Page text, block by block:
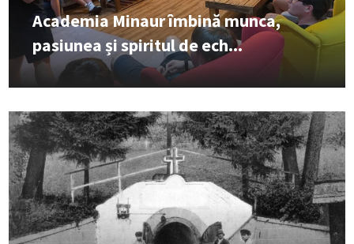
Academia Minaur îmbină munca,
pasiunea și spiritul de ech...